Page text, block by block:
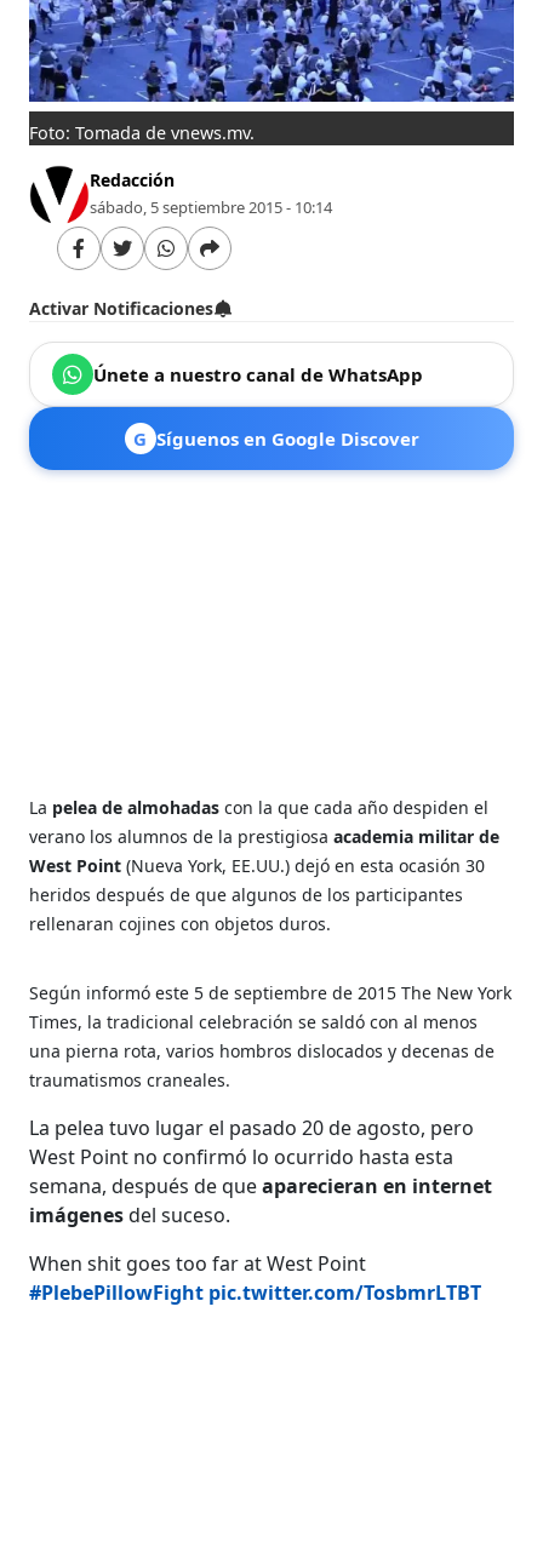
Foto: Tomada de vnews.mv.
Redacción
sábado, 5 septiembre 2015 - 10:14
Activar Notificaciones
Únete a nuestro canal de WhatsApp
G Síguenos en Google Discover
La pelea de almohadas con la que cada año despiden el
verano los alumnos de la prestigiosaacademia militar de
West Point (Nueva York, EE.UU.) dejó en esta ocasión 30
heridos después de que algunos de los participantes
rellenaran cojines con objetos duros.
Según informó este 5 de septiembre de 2015 The New York
Times, la tradicional celebración se saldó con al menos
una pierna rota, varios hombros dislocados y decenas de
traumatismos craneales.
La pelea tuvo lugar el pasado 20 de agosto, pero
West Point no confirmó lo ocurrido hasta esta
semana, después de queaparecieran en internet
imágenesdel suceso.
When shit goes too far at West Point
#PlebePillowFight pic.twitter.com/TosbmrLTBT